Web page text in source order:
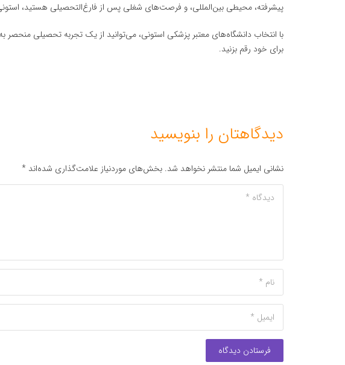
پیشرفته، محیطی بین‌المللی، و فرصت‌های شغلی پس از فارغ‌التحصیلی هستید، استونی
با انتخاب دانشگاه‌های معتبر پزشکی استونی، می‌توانید از یک تجربه تحصیلی منحصر
برای خود رقم بزنید.
دیدگاهتان را بنویسید
نشانی ایمیل شما منتشر نخواهد شد. بخش‌های موردنیاز علامت‌گذاری شده‌اند *
فرستادن دیدگاه